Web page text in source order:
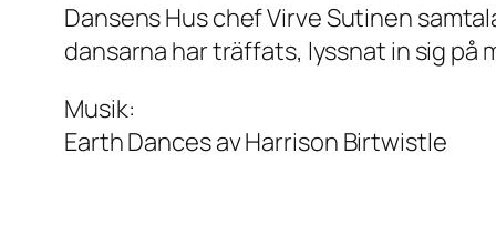
Dansens Hus chef Virve Sutinen
dansarna har träffats, lyssnat in sig på
Musik:
Earth Dancesav Harrison Birtwistle